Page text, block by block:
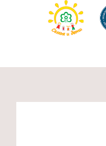
содержимому